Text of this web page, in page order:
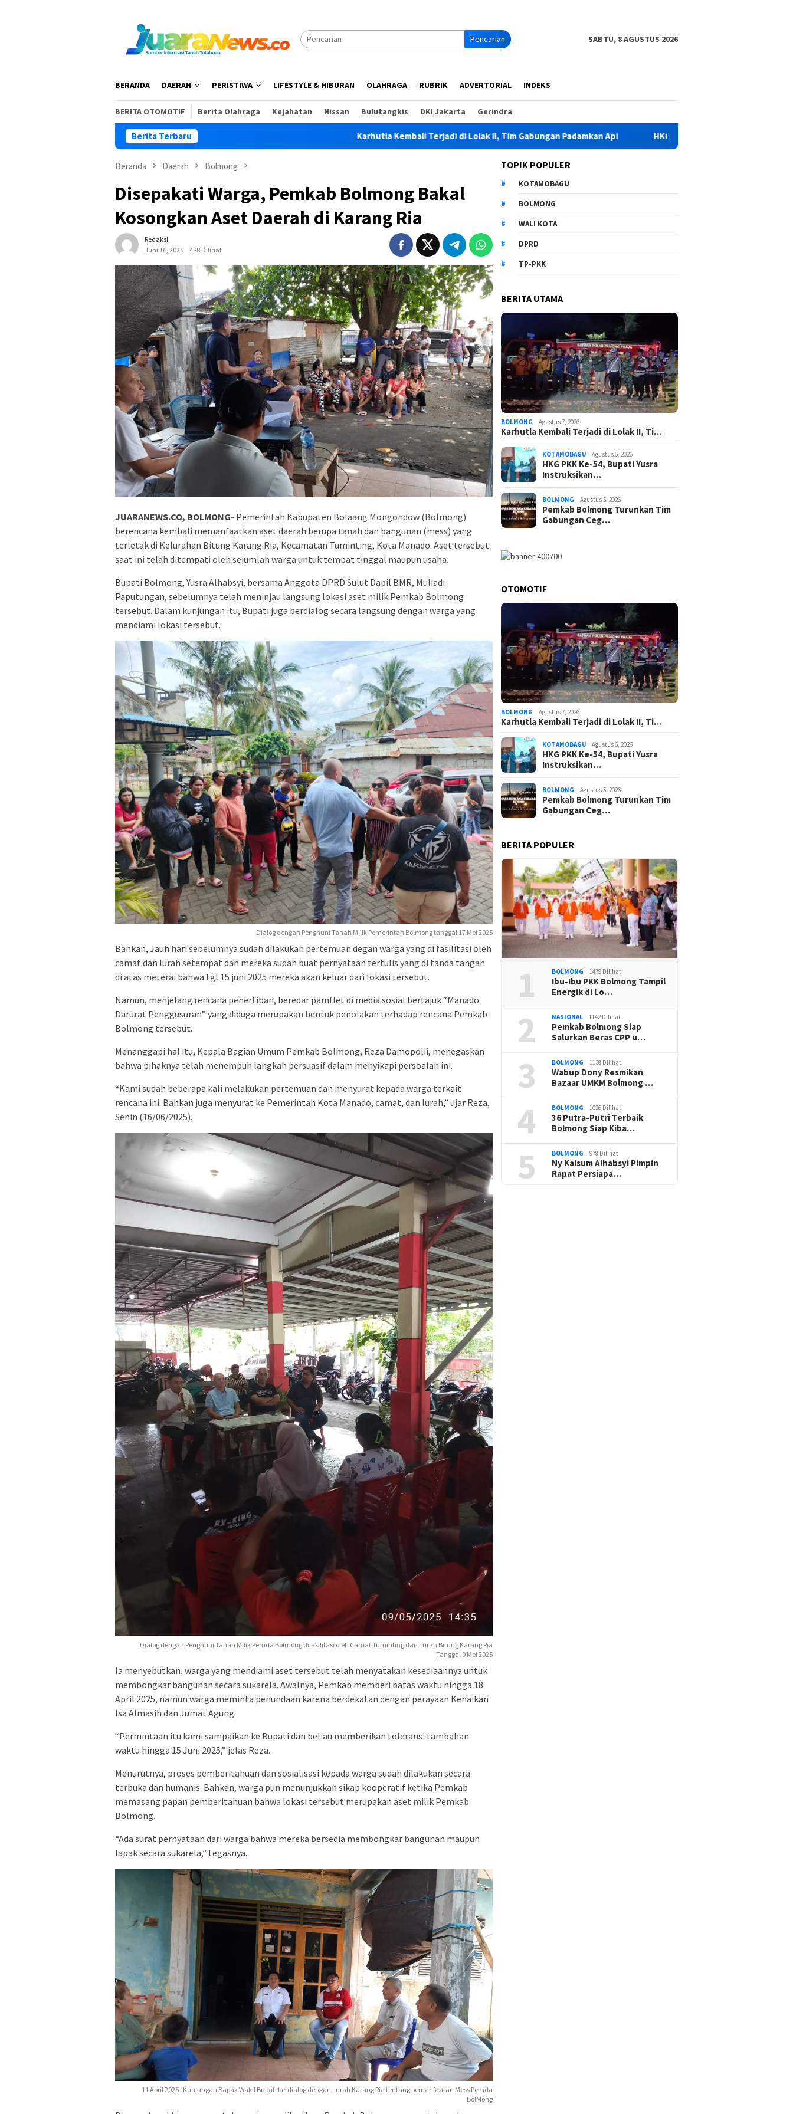
Pencarian SABTU, 8 AGUSTUS 2026
BERANDA DAERAH PERISTIWA LIFESTYLE & HIBURAN OLAHRAGA RUBRIK ADVERTORIAL INDEKS
BERITA OTOMOTIF Berita Olahraga Kejahatan Nissan Bulutangkis DKI Jakarta Gerindra
Berita Terbaru Karhutla Kembali Terjadi di Lolak II, Tim Gabungan Padamkan Api HKG PKK Ke-54, Bupati Yusra Instruksikan OPD Dukung
Beranda Daerah Bolmong
Disepakati Warga, Pemkab Bolmong Bakal
Kosongkan Aset Daerah di Karang Ria
Redaksi
Juni 16, 2025
488 Dilihat
JUARANEWS.CO, BOLMONG- Pemerintah Kabupaten Bolaang Mongondow (Bolmong)
berencana kembali memanfaatkan aset daerah berupa tanah dan bangunan (mess) yang
terletak di Kelurahan Bitung Karang Ria, Kecamatan Tuminting, Kota Manado. Aset tersebut
saat ini telah ditempati oleh sejumlah warga untuk tempat tinggal maupun usaha.
Bupati Bolmong, Yusra Alhabsyi, bersama Anggota DPRD Sulut Dapil BMR, Muliadi
Paputungan, sebelumnya telah meninjau langsung lokasi aset milik Pemkab Bolmong
tersebut. Dalam kunjungan itu, Bupati juga berdialog secara langsung dengan warga yang
mendiami lokasi tersebut.
Dialog dengan Penghuni Tanah Milik Pemerintah Bolmong tanggal 17 Mei 2025
Bahkan, Jauh hari sebelumnya sudah dilakukan pertemuan degan warga yang di fasilitasi oleh
camat dan lurah setempat dan mereka sudah buat pernyataan tertulis yang di tanda tangan
di atas meterai bahwa tgl 15 juni 2025 mereka akan keluar dari lokasi tersebut.
Namun, menjelang rencana penertiban, beredar pamflet di media sosial bertajuk “Manado
Darurat Penggusuran” yang diduga merupakan bentuk penolakan terhadap rencana Pemkab
Bolmong tersebut.
Menanggapi hal itu, Kepala Bagian Umum Pemkab Bolmong, Reza Damopolii, menegaskan
bahwa pihaknya telah menempuh langkah persuasif dalam menyikapi persoalan ini.
“Kami sudah beberapa kali melakukan pertemuan dan menyurat kepada warga terkait
rencana ini. Bahkan juga menyurat ke Pemerintah Kota Manado, camat, dan lurah,” ujar Reza,
Senin (16/06/2025).
Dialog dengan Penghuni Tanah Milik Pemda Bolmong difasilitasi oleh Camat Tuminting dan Lurah Bitung Karang Ria
Tanggal 9 Mei 2025
Ia menyebutkan, warga yang mendiami aset tersebut telah menyatakan kesediaannya untuk
membongkar bangunan secara sukarela. Awalnya, Pemkab memberi batas waktu hingga 18
April 2025, namun warga meminta penundaan karena berdekatan dengan perayaan Kenaikan
Isa Almasih dan Jumat Agung.
“Permintaan itu kami sampaikan ke Bupati dan beliau memberikan toleransi tambahan
waktu hingga 15 Juni 2025,” jelas Reza.
Menurutnya, proses pemberitahuan dan sosialisasi kepada warga sudah dilakukan secara
terbuka dan humanis. Bahkan, warga pun menunjukkan sikap kooperatif ketika Pemkab
memasang papan pemberitahuan bahwa lokasi tersebut merupakan aset milik Pemkab
Bolmong.
“Ada surat pernyataan dari warga bahwa mereka bersedia membongkar bangunan maupun
lapak secara sukarela,” tegasnya.
11 April 2025 : Kunjungan Bapak Wakil Bupati berdialog dengan Lurah Karang Ria tentang pemanfaatan Mess Pemda
BolMong
TOPIK POPULER
KOTAMOBAGU
BOLMONG
WALI KOTA
DPRD
TP-PKK
BERITA UTAMA
BOLMONG Agustus 7, 2026
Karhutla Kembali Terjadi di Lolak II, Ti…
KOTAMOBAGU Agustus 6, 2026
HKG PKK Ke-54, Bupati Yusra
Instruksikan…
BOLMONG Agustus 5, 2026
Pemkab Bolmong Turunkan Tim
Gabungan Ceg…
OTOMOTIF
BOLMONG Agustus 7, 2026
Karhutla Kembali Terjadi di Lolak II, Ti…
KOTAMOBAGU Agustus 6, 2026
HKG PKK Ke-54, Bupati Yusra
Instruksikan…
BOLMONG Agustus 5, 2026
Pemkab Bolmong Turunkan Tim
Gabungan Ceg…
BERITA POPULER
1 BOLMONG 1479 Dilihat
Ibu-Ibu PKK Bolmong Tampil
Energik di Lo…
2 NASIONAL 1142 Dilihat
Pemkab Bolmong Siap
Salurkan Beras CPP u…
3 BOLMONG 1138 Dilihat
Wabup Dony Resmikan
Bazaar UMKM Bolmong …
4 BOLMONG 1026 Dilihat
36 Putra-Putri Terbaik
Bolmong Siap Kiba…
5 BOLMONG 978 Dilihat
Ny Kalsum Alhabsyi Pimpin
Rapat Persiapa…